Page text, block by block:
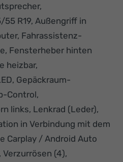
R19, Außengriff in
Fahrassistenz-
Fensterheber hinten
heizbar,
Gepäckraum-
Control,
links, Lenkrad (Leder),
in Verbindung mit dem
Carplay / Android Auto
(4),